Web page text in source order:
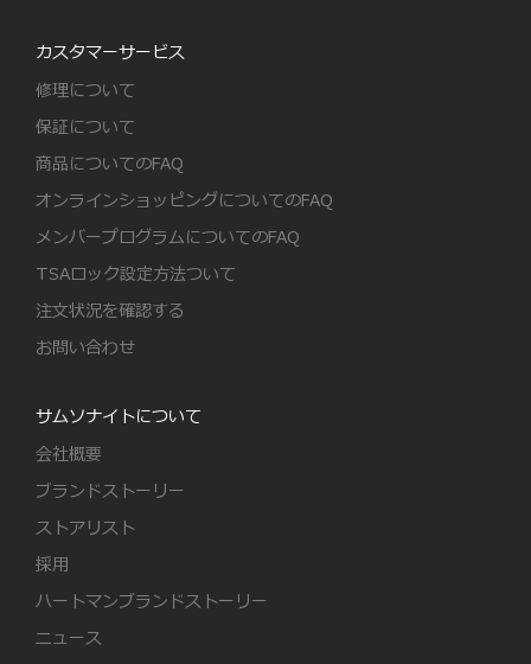
カスタマーサービス
修理について
保証について
商品についてのFAQ
オンラインショッピングについてのFAQ
メンバープログラムについてのFAQ
TSAロック設定方法ついて
注文状況を確認する
お問い合わせ
サムソナイトについて
会社概要
ブランドストーリー
ストアリスト
採用
ハートマンブランドストーリー
ニュース